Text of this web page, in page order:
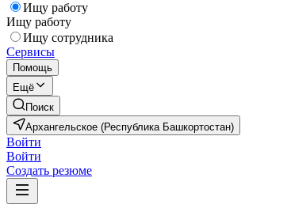
Ищу работу
Ищу работу
Ищу сотрудника
Сервисы
Помощь
Ещё
Поиск
Архангельское (Республика Башкортостан)
Войти
Войти
Создать резюме